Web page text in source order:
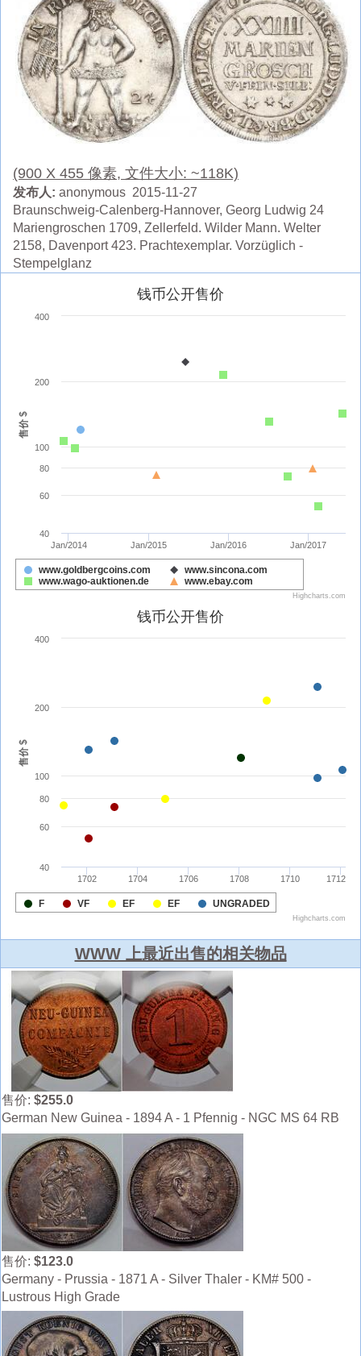
(900 X 455 像素, 文件大小: ~118K)
发布人: anonymous 2015-11-27
Braunschweig-Calenberg-Hannover, Georg Ludwig 24
Mariengroschen 1709, Zellerfeld. Wilder Mann. Welter
2158, Davenport 423. Prachtexemplar. Vorzüglich -
Stempelglanz
WWW 上最近出售的相关物品
售价: $255.0
German New Guinea - 1894 A - 1 Pfennig - NGC MS 64 RB
售价: $123.0
Germany - Prussia - 1871 A - Silver Thaler - KM# 500 -
Lustrous High Grade